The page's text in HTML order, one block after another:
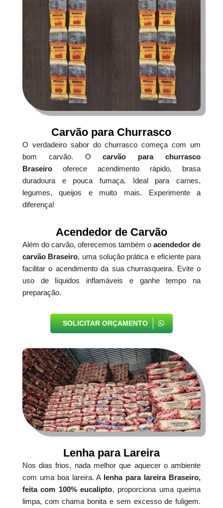
Carvão para Churrasco
O verdadeiro sabor do churrasco começa com um
bom carvão. Ocarvão para churrasco
Braseirooferece acendimento rápido, brasa
duradoura e pouca fumaça. Ideal para carnes,
legumes, queijos e muito mais. Experimente a
diferença!
Acendedor de Carvão
Além do carvão, oferecemos também oacendedor de
carvão Braseiro, uma solução prática e eficiente para
facilitar o acendimento da sua churrasqueira. Evite o
uso de líquidos inflamáveis e ganhe tempo na
preparação.
SOLICITAR ORÇAMENTO
Lenha para Lareira
Nos dias frios, nada melhor que aquecer o ambiente
com uma boa lareira. A lenha para lareira Braseiro,
feita com 100% eucalipto, proporciona uma queima
limpa, com chama bonita e sem excesso de fuligem.